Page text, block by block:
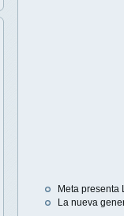
Meta presenta
La nueva